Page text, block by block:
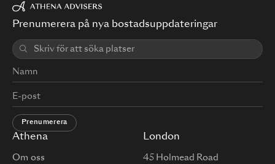
Athena
Om oss
London
45 Holmead Road
Prenumerera på nya bostadsuppdateringar
Prenumerera